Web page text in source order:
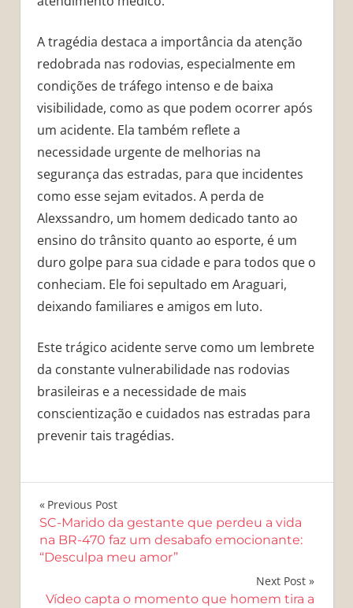
A tragédia destaca a importância da atenção
redobrada nas rodovias, especialmente em
condições de tráfego intenso e de baixa
visibilidade, como as que podem ocorrer após
um acidente. Ela também reflete a
necessidade urgente de melhorias na
segurança das estradas, para que incidentes
como esse sejam evitados. A perda de
Alexssandro, um homem dedicado tanto ao
ensino do trânsito quanto ao esporte, é um
duro golpe para sua cidade e para todos que o
conheciam. Ele foi sepultado em Araguari,
deixando familiares e amigos em luto.
Este trágico acidente serve como um lembrete
da constante vulnerabilidade nas rodovias
brasileiras e a necessidade de mais
conscientização e cuidados nas estradas para
prevenir tais tragédias.
Navegação
de
Post
Previous Post
SC-Marido da gestante que perdeu a vida
na BR-470 faz um desabafo emocionante:
“Desculpa meu amor”
Next Post
Vídeo capta o momento que homem tira a